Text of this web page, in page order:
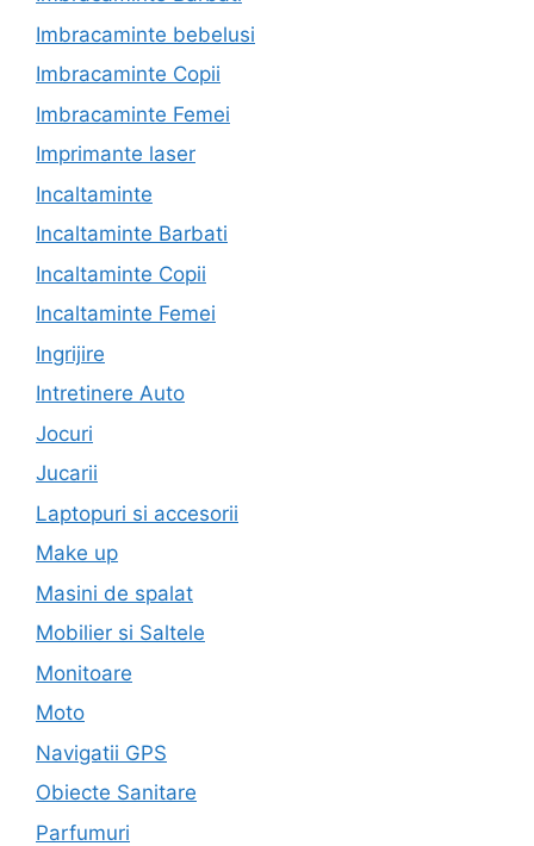
Imbracaminte bebelusi
Imbracaminte Copii
Imbracaminte Femei
Imprimante laser
Incaltaminte
Incaltaminte Barbati
Incaltaminte Copii
Incaltaminte Femei
Ingrijire
Intretinere Auto
Jocuri
Jucarii
Laptopuri si accesorii
Make up
Masini de spalat
Mobilier si Saltele
Monitoare
Moto
Navigatii GPS
Obiecte Sanitare
Parfumuri